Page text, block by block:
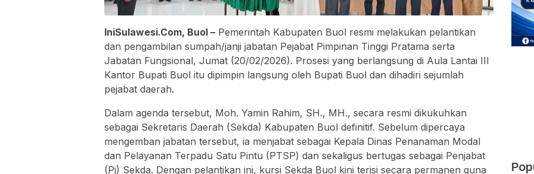
IniSulawesi.Com, Buol – Pemerintah Kabupaten Buol resmi melakukan pelantikan
dan pengambilan sumpah/janji jabatan Pejabat Pimpinan Tinggi Pratama serta
Jabatan Fungsional, Jumat (20/02/2026). Prosesi yang berlangsung di Aula Lantai III
Kantor Bupati Buol itu dipimpin langsung oleh Bupati Buol dan dihadiri sejumlah
pejabat daerah.
Dalam agenda tersebut, Moh. Yamin Rahim, SH., MH., secara resmi dikukuhkan
sebagai Sekretaris Daerah (Sekda) Kabupaten Buol definitif. Sebelum dipercaya
mengemban jabatan tersebut, ia menjabat sebagai Kepala Dinas Penanaman Modal
dan Pelayanan Terpadu Satu Pintu (PTSP) dan sekaligus bertugas sebagai Penjabat
(Pj) Sekda. Dengan pelantikan ini, kursi Sekda Buol kini terisi secara permanen guna